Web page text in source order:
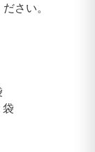
さい。
袋